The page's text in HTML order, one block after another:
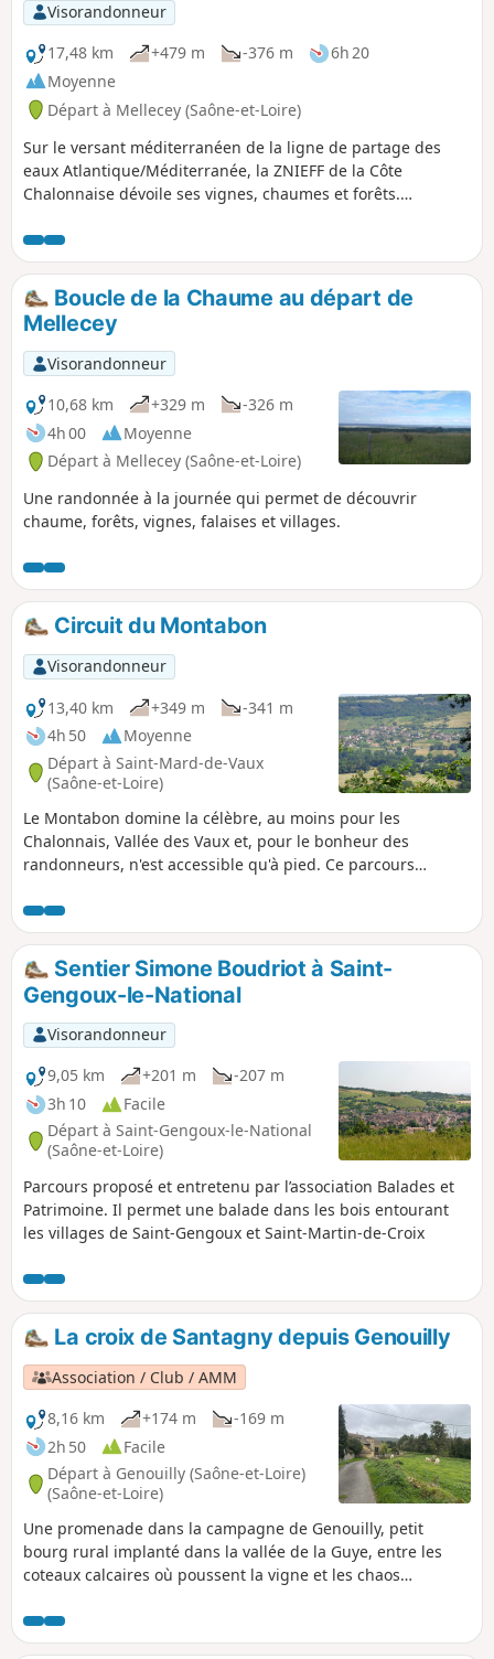
Visorandonneur
17,48 km
+479 m -376 m
6h 20
Moyenne
Départ à Mellecey (Saône-et-Loire)
Sur le versant méditerranéen de la ligne de partage des
eaux Atlantique/Méditerranée, la ZNIEFF de la Côte
Chalonnaise dévoile ses vignes, chaumes et forêts.
villages et des hameaux. Les panoramas s'enchaînent
depuis la vallée des Vaux jusqu'au Mont Brogny, en passant
par le Mont Avril. Une infidélité au GR® 7 permet de
découvrir une manufacture qui exporte ses oeuvres d'art
dans le monde entier et de faire une pause au restaurant.
Boucle de la Chaume au départ de
Mellecey
Visorandonneur
10,68 km
+329 m
-326 m
4h 00
Moyenne
Départ à Mellecey (Saône-et-Loire)
Une randonnée à la journée qui permet de découvrir
chaume, forêts, vignes, falaises et villages.
Circuit du Montabon
Visorandonneur
13,40 km
+349 m
-341 m
4h 50
Moyenne
Départ à Saint-Mard-de-Vaux
(Saône-et-Loire)
Le Montabon domine la célèbre, au moins pour les
Chalonnais, Vallée des Vaux et, pour le bonheur des
randonneurs, n'est accessible qu'à pied. Ce parcours
agréable à la belle saison. La promenade est paisible sur
tout le trajet. À noter, une pente raide sur environ 800 m
pour accéder au Montabon mais le reste du trajet ne
présente pas de difficulté.
Sentier Simone Boudriot à Saint-
Gengoux-le-National
Visorandonneur
9,05 km
+201 m
-207 m
3h 10
Facile
Départ à Saint-Gengoux-le-National
(Saône-et-Loire)
Parcours proposé et entretenu par l’association Balades et
Patrimoine. Il permet une balade dans les bois entourant
les villages de Saint-Gengoux et Saint-Martin-de-Croix
La croix de Santagny depuis Genouilly
Association / Club / AMM
8,16 km
+174 m
-169 m
2h 50
Facile
Départ à Genouilly (Saône-et-Loire)
(Saône-et-Loire)
Une promenade dans la campagne de Genouilly, petit
bourg rural implanté dans la vallée de la Guye, entre les
coteaux calcaires où poussent la vigne et les chaos
cette randonnée qui emprunte chemins et petites routes.